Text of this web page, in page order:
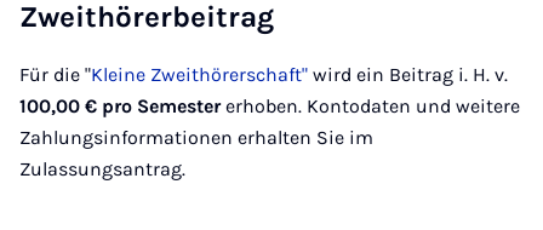
Zweithörerbeitrag
Für die "Kleine Zweithörerschaft" wird ein Beitrag i. H. v.
100,00 € pro Semestererhoben. Kontodaten und weitere
Zahlungsinformationen erhalten Sie im
Zulassungsantrag.